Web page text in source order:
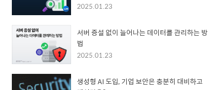
2025.01.23
서버 증설 없이 늘어나는 데이터를 관리하는 방
법
2025.01.23
생성형 AI 도입, 기업 보안은 충분히 대비하고